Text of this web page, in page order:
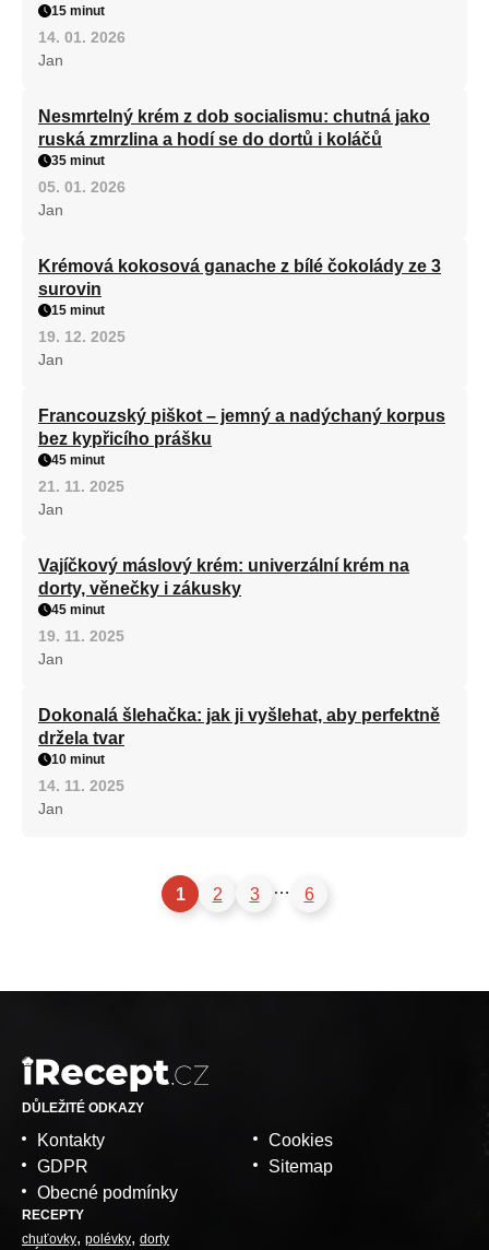
15 minut
14. 01. 2026
Jan
Nesmrtelný krém z dob socialismu: chutná jako
ruská zmrzlina a hodí se do dortů i koláčů
35 minut
05. 01. 2026
Jan
Krémová kokosová ganache z bílé čokolády ze 3
surovin
15 minut
19. 12. 2025
Jan
Francouzský piškot – jemný a nadýchaný korpus
bez kypřicího prášku
45 minut
21. 11. 2025
Jan
Vajíčkový máslový krém: univerzální krém na
dorty, věnečky i zákusky
45 minut
19. 11. 2025
Jan
Dokonalá šlehačka: jak ji vyšlehat, aby perfektně
držela tvar
10 minut
14. 11. 2025
Jan
1 2 3 … 6
DŮLEŽITÉ ODKAZY
Kontakty
GDPR
Obecné podmínky
Cookies
Sitemap
RECEPTY
chuťovky polévky dorty